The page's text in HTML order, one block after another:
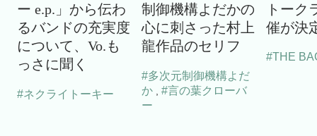
ー e.p.」から伝わ
るバンドの充実度
について、Vo.も
っさに聞く
#ネクライトーキー
制御機構よだかの
心に刺さった村上
龍作品のセリフ
#多次元制御機構よだ
か
#言の葉クローバ
ー
トーク
催が決
#THE